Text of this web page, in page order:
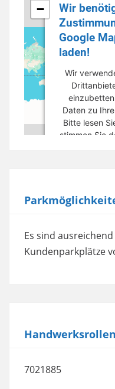
−
Wir
Google
laden!
Wir
Daten zu
Bitte lesen
stimmen Sie
powered by
Es sind
Kundenparkplätze
7021885